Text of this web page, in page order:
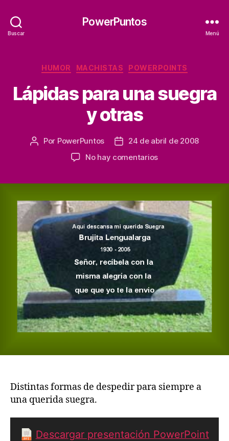
Buscar
PowerPuntos
Menú
Categorías
HUMOR MACHISTAS POWERPOINTS
Lápidas para una suegra
y otras
Autor
Por PowerPuntos
Fecha24 de abril de 2008
No hay comentariosen
suegra
y
otras
Distintas formas de despedir para siempre a
una querida suegra.
Descargar presentación PowerPoint